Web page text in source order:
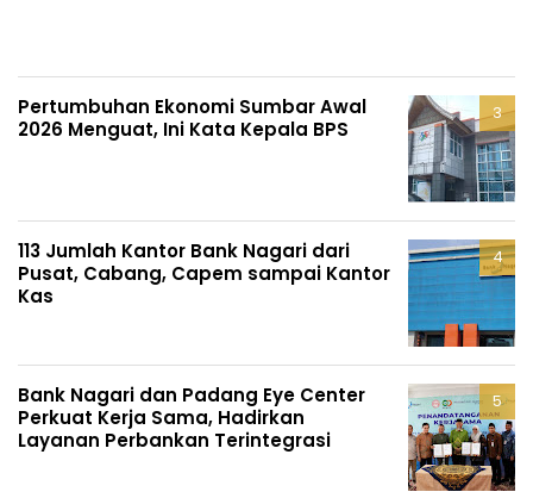
Pertumbuhan Ekonomi Sumbar Awal
2026 Menguat, Ini Kata Kepala BPS
113 Jumlah Kantor Bank Nagari dari
Pusat, Cabang, Capem sampai Kantor
Kas
Bank Nagari dan Padang Eye Center
Perkuat Kerja Sama, Hadirkan
Layanan Perbankan Terintegrasi